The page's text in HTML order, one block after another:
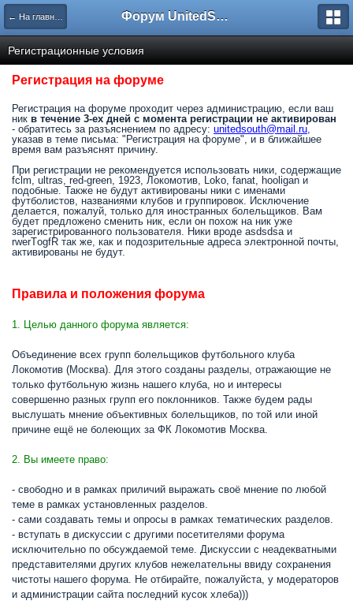
← На главную Форум UnitedSouth
Регистрационные условия
Регистрация на форуме
Регистрация на форуме проходит через администрацию, если ваш
ник в течение 3-ех дней с момента регистрации не активирован
- обратитесь за разъяснением по адресу: unitedsouth@mail.ru,
указав в теме письма: "Регистрация на форуме", и в ближайшее
время вам разъяснят причину.
При регистрации не рекомендуется использовать ники, содержащие
fclm, ultras, red-green, 1923, Локомотив, Loko, fanat, hooligan и
подобные. Также не будут активированы ники с именами
футболистов, названиями клубов и группировок. Исключение
делается, пожалуй, только для иностранных болельщиков. Вам
будет предложено сменить ник, если он похож на ник уже
зарегистрированного пользователя. Ники вроде asdsdsa и
rwerTоgfR так же, как и подозрительные адреса электронной почты,
активированы не будут.
Правила и положения форума
1. Целью данного форума является:
Объединение всех групп болельщиков футбольного клуба
Локомотив (Москва). Для этого созданы разделы, отражающие не
только футбольную жизнь нашего клуба, но и интересы
совершенно разных групп его поклонников. Также будем рады
выслушать мнение объективных болельщиков, по той или иной
причине ещё не болеющих за ФК Локомотив Москва.
2. Вы имеете право:
- свободно и в рамках приличий выражать своё мнение по любой
теме в рамках установленных разделов.
- сами создавать темы и опросы в рамках тематических разделов.
- вступать в дискуссии с другими посетителями форума
исключительно по обсуждаемой теме. Дискуссии с неадекватными
представителями других клубов нежелательны ввиду сохранения
чистоты нашего форума. Не отбирайте, пожалуйста, у модераторов
и администрации сайта последний кусок хлеба)))